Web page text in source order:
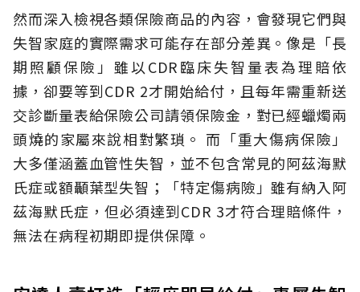
然而深入檢視各類保險商品的內容，會發現它們與
失智家庭的實際需求可能存在部分差異。像是「長
期照顧保險」雖以CDR臨床失智量表為理賠依
據，卻要等到CDR 2才開始給付，且每年需重新送
交診斷量表給保險公司請領保險金，對已經蠟燭兩
頭燒的家屬來說相對繁瑣。 而「重大傷病保險」
大多僅涵蓋血管性失智，並不包含常見的阿茲海默
氏症或額顳葉型失智；「特定傷病險」雖有納入阿
茲海默氏症，但必須達到CDR 3才符合理賠條件，
無法在病程初期即提供保障。